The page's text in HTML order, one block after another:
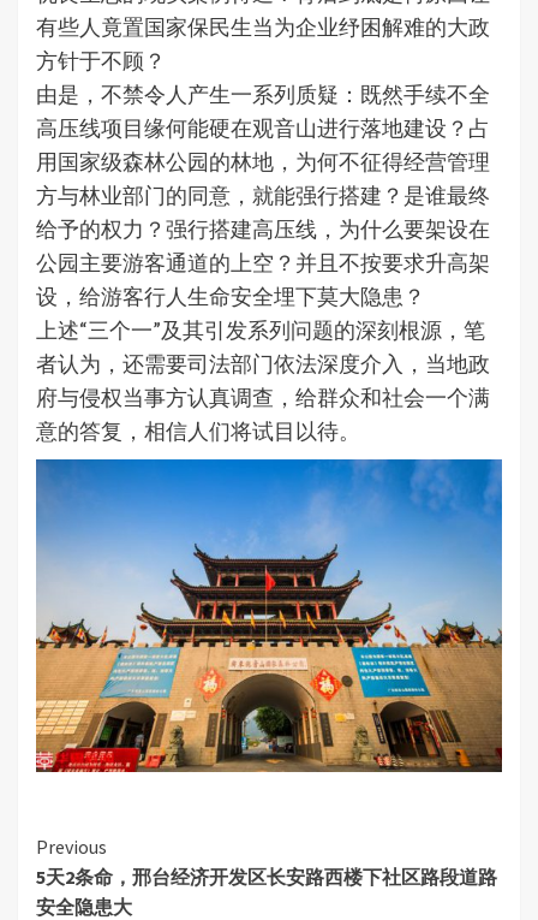
有些人竟置国家保民生当为企业纾困解难的大政
方针于不顾？
由是，不禁令人产生一系列质疑：既然手续不全
高压线项目缘何能硬在观音山进行落地建设？占
用国家级森林公园的林地，为何不征得经营管理
方与林业部门的同意，就能强行搭建？是谁最终
给予的权力？强行搭建高压线，为什么要架设在
公园主要游客通道的上空？并且不按要求升高架
设，给游客行人生命安全埋下莫大隐患？
上述“三个一”及其引发系列问题的深刻根源，笔
者认为，还需要司法部门依法深度介入，当地政
府与侵权当事方认真调查，给群众和社会一个满
意的答复，相信人们将试目以待。
Continue
Reading
Previous
5天2条命，邢台经济开发区长安路西楼下社区路段道路
安全隐患大